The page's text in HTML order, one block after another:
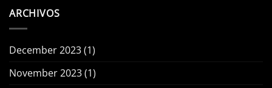
ARCHIVOS
December 2023(1)
November 2023(1)